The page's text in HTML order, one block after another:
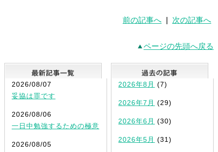
前の記事へ 次の記事へ
ページの先頭へ戻る
最新記事一覧
2026/08/07
妥協は罪です
2026/08/06
一日中勉強するための極意
2026/08/05
2026年8月 (7)
2026年7月 (29)
2026年6月 (30)
2026年5月 (31)